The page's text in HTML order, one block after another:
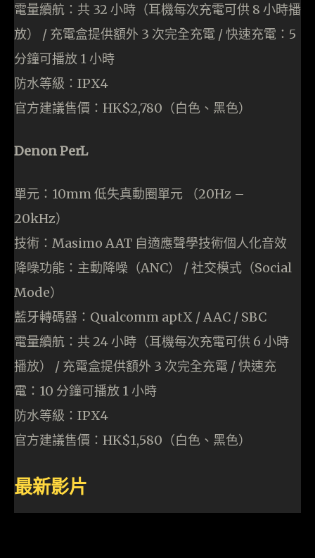
電量續航：共 32 小時（耳機每次充電可供 8 小時播
放） / 充電盒提供額外 3 次完全充電 / 快速充電：5
分鐘可播放 1 小時
防水等級：IPX4
官方建議售價：HK$2,780（白色、黑色）
Denon PerL
單元：10mm 低失真動圈單元 （20Hz –
20kHz）
技術：Masimo AAT 自適應聲學技術個人化音效
降噪功能：主動降噪（ANC） / 社交模式（Social
Mode）
藍牙轉碼器：Qualcomm aptX / AAC / SBC
電量續航：共 24 小時（耳機每次充電可供 6 小時
播放） / 充電盒提供額外 3 次完全充電 / 快速充
電：10 分鐘可播放 1 小時
防水等級：IPX4
官方建議售價：HK$1,580（白色、黑色）
最新影片